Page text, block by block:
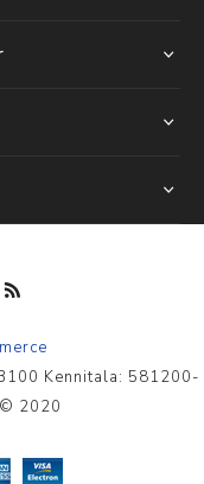
Kennitala: 581200-
2020